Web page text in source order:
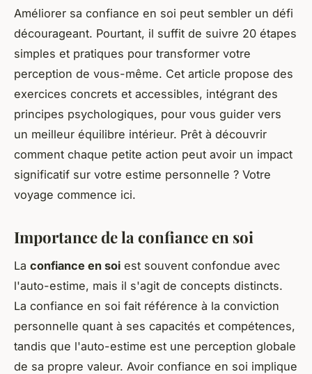
Améliorer sa confiance en soi peut sembler un défi
décourageant. Pourtant, il suffit de suivre 20 étapes
simples et pratiques pour transformer votre
perception de vous-même. Cet article propose des
exercices concrets et accessibles, intégrant des
principes psychologiques, pour vous guider vers
un meilleur équilibre intérieur. Prêt à découvrir
comment chaque petite action peut avoir un impact
significatif sur votre estime personnelle ? Votre
voyage commence ici.
Importance de la confiance en soi
La confiance en soi est souvent confondue avec
l'auto-estime, mais il s'agit de concepts distincts.
La confiance en soi fait référence à la conviction
personnelle quant à ses capacités et compétences,
tandis que l'auto-estime est une perception globale
de sa propre valeur. Avoir confiance en soi implique